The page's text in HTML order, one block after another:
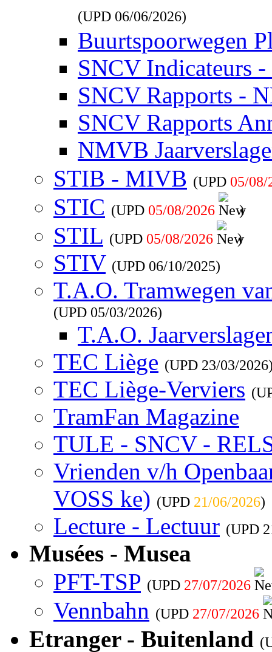
(UPD 06/06/2026)
Buurtspoorwegen
SNCV Indicateurs
SNCV Rapports -
SNCV Rapports
NMVB
STIB - MIVB (UPD 05/08/
STIC (UPD 05/08/2026 )
STIL (UPD 05/08/2026 )
STIV (UPD 06/10/2025)
T.A.O. Tramwegen
(UPD 05/03/2026)
T.A.O.
TEC Liège (UPD 23/03/2026
TEC Liège-Verviers
TramFan Magazine
TULE - SNCV -
Vrienden v/h
VOSS ke) (UPD 21/06/2026)
Lecture - Lectuur (UPD
Musées - Musea
PFT-TSP (UPD 27/07/2026
Vennbahn (UPD 27/07/2026
Etranger - Buitenland